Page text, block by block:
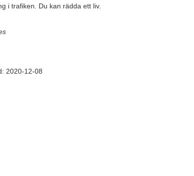
i trafiken. Du kan rädda ett liv.
2020-12-08